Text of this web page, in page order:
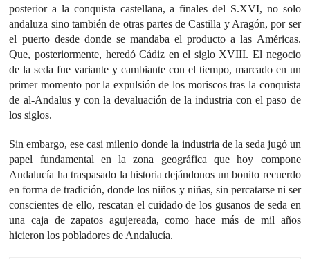
posterior a la conquista castellana, a finales del S.XVI, no solo
andaluza sino también de otras partes de Castilla y Aragón, por ser
el puerto desde donde se mandaba el producto a las Américas.
Que, posteriormente, heredó Cádiz en el siglo XVIII. El negocio
de la seda fue variante y cambiante con el tiempo, marcado en un
primer momento por la expulsión de los moriscos tras la conquista
de al-Andalus y con la devaluación de la industria con el paso de
los siglos.
Sin embargo, ese casi milenio donde la industria de la seda jugó un
papel fundamental en la zona geográfica que hoy compone
Andalucía ha traspasado la historia dejándonos un bonito recuerdo
en forma de tradición, donde los niños y niñas, sin percatarse ni ser
conscientes de ello, rescatan el cuidado de los gusanos de seda en
una caja de zapatos agujereada, como hace más de mil años
hicieron los pobladores de Andalucía.